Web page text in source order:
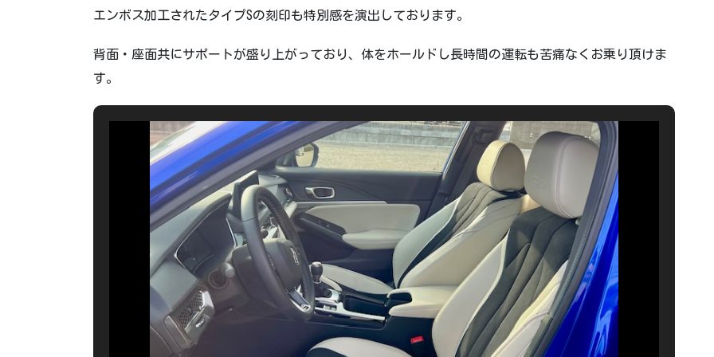
エンボス加工されたタイプSの刻印も特別感を演出しております。
背面・座面共にサポートが盛り上がっており、体をホールドし長時間の運転も苦痛なくお乗り頂けま
す。